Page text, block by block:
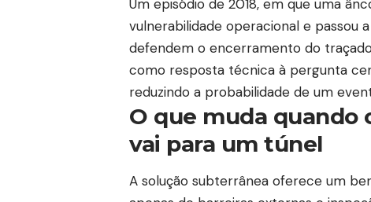
Um episódio de 2018, em que uma
vulnerabilidade operacional e passou
defendem o encerramento do
como resposta técnica à pergunta
reduzindo a probabilidade de um
O que muda quando
vai para um túnel
A solução subterrânea oferece um